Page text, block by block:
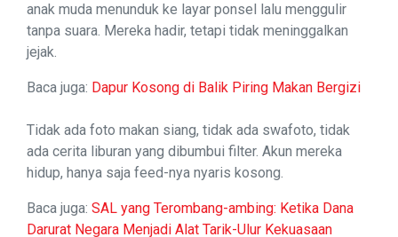
anak muda menunduk ke layar ponsel lalu menggulir
tanpa suara. Mereka hadir, tetapi tidak meninggalkan
jejak.
Baca juga: Dapur Kosong di Balik Piring Makan Bergizi
Tidak ada foto makan siang, tidak ada swafoto, tidak
ada cerita liburan yang dibumbui filter. Akun mereka
hidup, hanya saja feed-nya nyaris kosong.
Baca juga: SAL yang Terombang-ambing: Ketika Dana
Darurat Negara Menjadi Alat Tarik-Ulur Kekuasaan